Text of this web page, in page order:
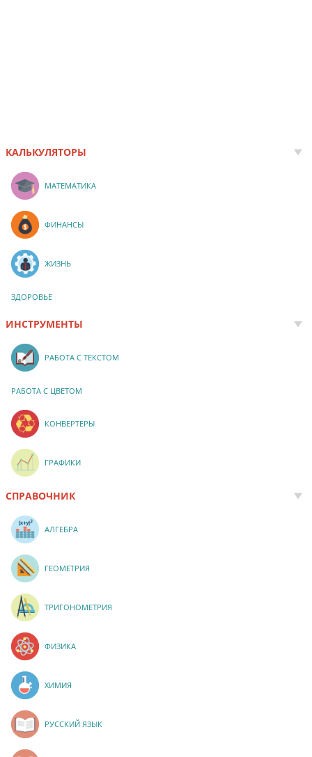
КАЛЬКУЛЯТОРЫ
МАТЕМАТИКА
ФИНАНСЫ
ЖИЗНЬ
ЗДОРОВЬЕ
ИНСТРУМЕНТЫ
РАБОТА С ТЕКСТОМ
РАБОТА С ЦВЕТОМ
КОНВЕРТЕРЫ
ГРАФИКИ
СПРАВОЧНИК
АЛГЕБРА
ГЕОМЕТРИЯ
ТРИГОНОМЕТРИЯ
ФИЗИКА
ХИМИЯ
РУССКИЙ ЯЗЫК